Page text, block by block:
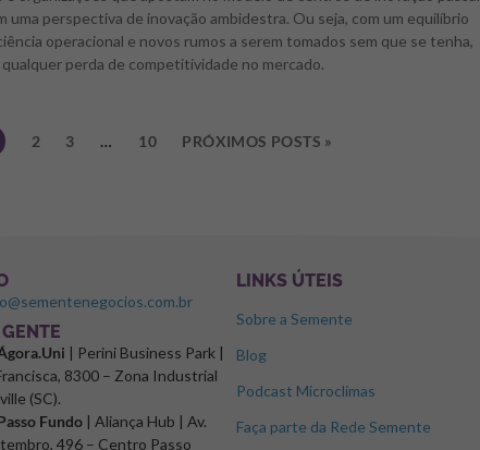
uma perspectiva de inovação ambidestra. Ou seja, com um equilíbrio
operacional e novos rumos a serem tomados sem que se tenha,
qualquer perda de competitividade no mercado.
2 3 … 10 PRÓXIMOS POSTS »
| Perini Business Park |
8300 – Zona Industrial
(SC).
Fundo | Aliança Hub | Av.
496 – Centro Passo
LINKS ÚTEIS
Sobre a Semente
Blog
Podcast Microclimas
Faça parte da Rede Semente